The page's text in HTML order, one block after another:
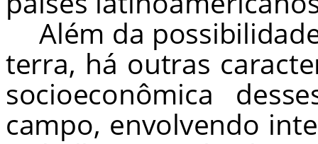
Além da
terra, há outras
socioeconômica
campo, envolvendo